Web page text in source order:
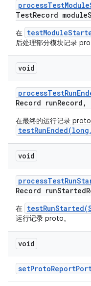
processTestModule
TestRecord module
在
后处理部分模块记录
void
processTestRun
Record runRecord ,
在最终的运行记录
void
processTestRun
Record runStarted
在
运行记录 proto。
void
setProtoReport